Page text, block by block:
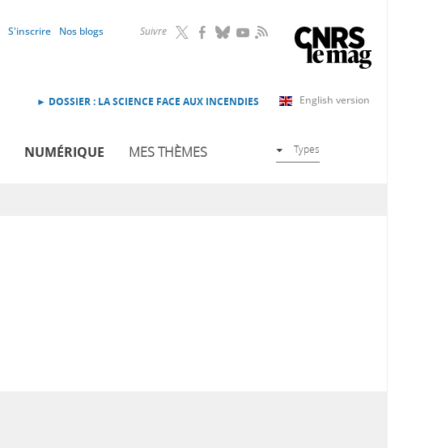
Suivre RSS
S'inscrire Nos blogs
English version
► DOSSIER : LA SCIENCE FACE AUX INCENDIES
NUMÉRIQUE MES THÈMES Types